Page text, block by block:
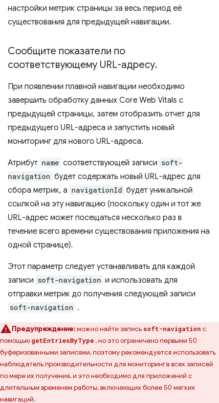
настройки метрик страницы за весь период её
существования для предыдущей навигации.
Сообщите показатели по
соответствующему URL-адресу.
При появлении плавной навигации необходимо
завершить обработку данных Core Web Vitals с
предыдущей страницы, затем отобразить отчет для
предыдущего URL-адреса и запустить новый
мониторинг для нового URL-адреса.
Атрибут name соответствующей записи soft-
navigation будет содержать новый URL-адрес для
сбора метрик, а navigationId будет уникальной
ссылкой на эту навигацию (поскольку один и тот же
URL-адрес может посещаться несколько раз в
течение всего времени существования приложения на
одной странице).
Этот параметр следует устанавливать для каждой
записи soft-navigation и использовать для
отправки метрик до получения следующей записи
soft-navigation .
Предупреждение:можно найти запись soft-navigation с
помощью getEntriesByType , но это ограничено первыми 50
буферизованными записями, поэтому рекомендуется использовать
наблюдатель производительности для мониторинга всех записей
по мере их получения, и это необходимо для приложений с
длительным временем работы, включающих более 50 мягких
навигаций.